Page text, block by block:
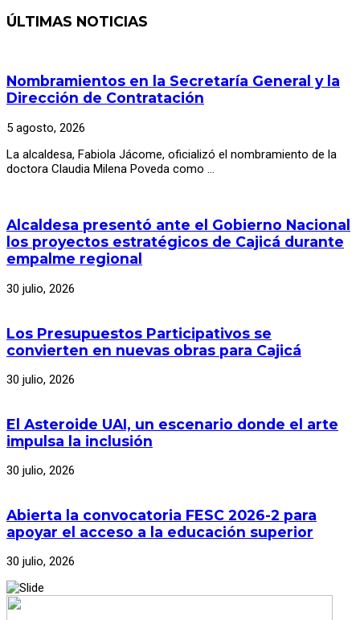
ÚLTIMAS NOTICIAS
Nombramientos en la Secretaría General y la
Dirección de Contratación
5 agosto, 2026
La alcaldesa, Fabiola Jácome, oficializó el nombramiento de la
doctora Claudia Milena Poveda como …
Alcaldesa presentó ante el Gobierno Nacional
los proyectos estratégicos de Cajicá durante
empalme regional
30 julio, 2026
Los Presupuestos Participativos se
convierten en nuevas obras para Cajicá
30 julio, 2026
El Asteroide UAI, un escenario donde el arte
impulsa la inclusión
30 julio, 2026
Abierta la convocatoria FESC 2026-2 para
apoyar el acceso a la educación superior
30 julio, 2026